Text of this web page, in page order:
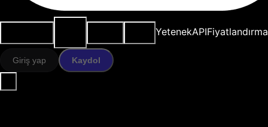
YetenekAPIFiyatlandırma
Giriş yap Kaydol